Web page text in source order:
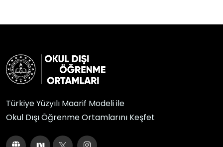
Türkiye Yüzyılı Maarif Modeli ile
Okul Dışı Öğrenme Ortamlarını Keşfet